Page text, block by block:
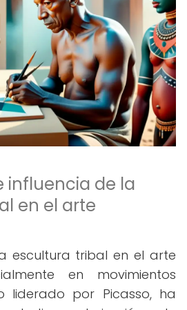
influencia de la
en el arte
escultura tribal en el arte
en movimientos
liderado por Picasso, ha